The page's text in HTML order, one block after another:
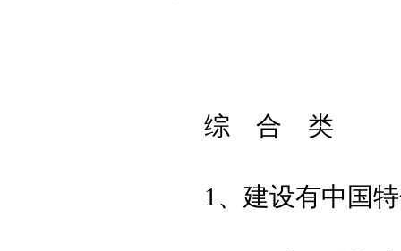
综 合 类
1、建设有中国